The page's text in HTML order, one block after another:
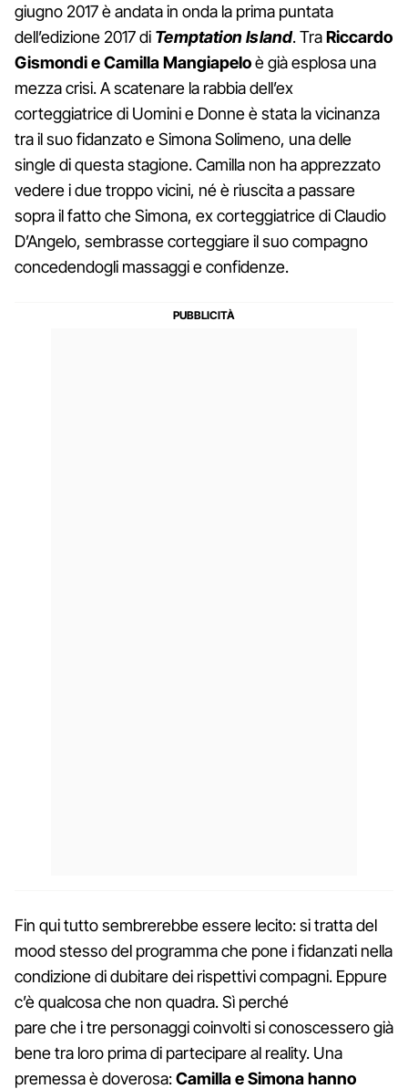
giugno 2017 è andata in onda la prima puntata
dell’edizione 2017 di Temptation Island. TraRiccardo
Gismondi e Camilla Mangiapeloè già esplosa una
mezza crisi. A scatenare la rabbia dell’ex
corteggiatrice di Uomini e Donne è stata la vicinanza
tra il suo fidanzato e Simona Solimeno, una delle
single di questa stagione. Camilla non ha apprezzato
vedere i due troppo vicini, né è riuscita a passare
sopra il fatto che Simona, ex corteggiatrice di Claudio
D’Angelo, sembrasse corteggiare il suo compagno
concedendogli massaggi e confidenze.
Fin qui tutto sembrerebbe essere lecito: si tratta del
mood stesso del programma che pone i fidanzati nella
condizione di dubitare dei rispettivi compagni. Eppure
c’è qualcosa che non quadra. Sì perché
pare che i tre personaggi coinvolti si conoscessero già
bene tra loro prima di partecipare al reality. Una
premessa è doverosa:Camilla e Simona hanno